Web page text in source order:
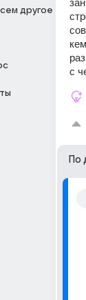
другое
с
По